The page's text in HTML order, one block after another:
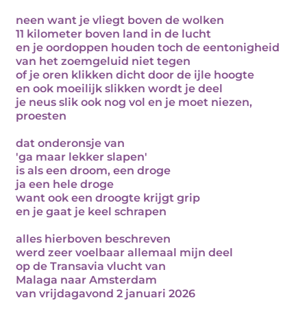
neen want je vliegt boven de wolken
11 kilometer boven land in de lucht
en je oordoppen houden toch de eentonigheid
van het zoemgeluid niet tegen
of je oren klikken dicht door de ijle hoogte
en ook moeilijk slikken wordt je deel
je neus slik ook nog vol en je moet niezen,
proesten
dat onderonsje van
'ga maar lekker slapen'
is als een droom, een droge
ja een hele droge
want ook een droogte krijgt grip
en je gaat je keel schrapen
alles hierboven beschreven
werd zeer voelbaar allemaal mijn deel
op de Transavia vlucht van
Malaga naar Amsterdam
van vrijdagavond 2 januari 2026